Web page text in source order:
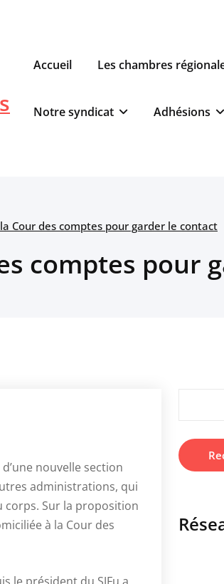
Accueil Les chambres
Notre syndicat Adhésions
la Cour des comptes pour garder le contact
comptes pour
nouvelle section
administrations, qui
corps. Sur la proposition
à la Cour des